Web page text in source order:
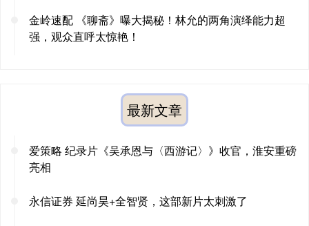
金岭速配 《聊斋》曝大揭秘！林允的两角演绎能力超
强，观众直呼太惊艳！
最新文章
爱策略 纪录片《吴承恩与〈西游记〉》收官，淮安重磅
亮相
永信证券 延尚昊+全智贤，这部新片太刺激了